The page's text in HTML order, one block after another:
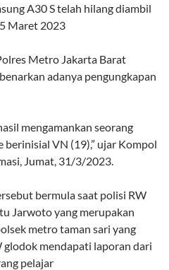
A30 S telah hilang diambil
Maret 2023
Metro Jakarta Barat
adanya pengungkapan
mengamankan seorang
VN (19),” ujar Kompol
Jumat, 31/3/2023.
bermula saat polisi RW
Jarwoto yang merupakan
metro taman sari yang
glodok mendapati laporan dari
pelajar